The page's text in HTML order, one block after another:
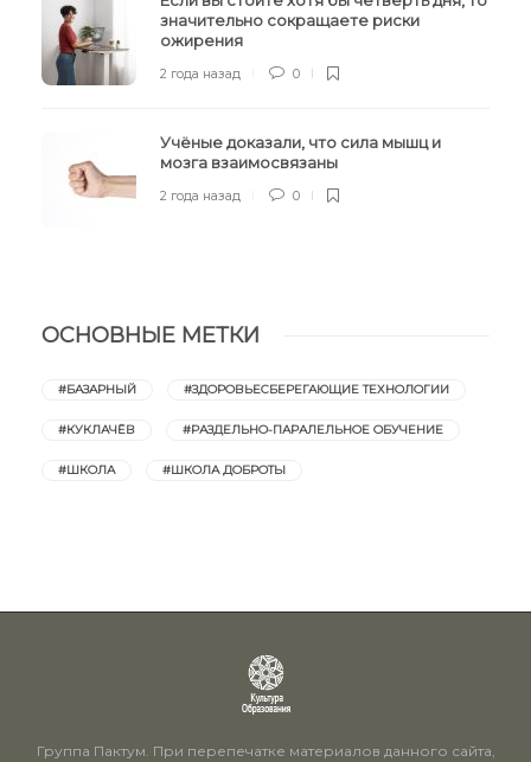
значительно сокращаете риски
ожирения
2 года назад 0
Учёные доказали, что сила мышц и
мозга взаимосвязаны
2 года назад 0
ОСНОВНЫЕ МЕТКИ
#БАЗАРНЫЙ #ЗДОРОВЬЕСБЕРЕГАЮЩИЕ ТЕХНОЛОГИИ
#КУКЛАЧЁВ #РАЗДЕЛЬНО-ПАРАЛЕЛЬНОЕ ОБУЧЕНИЕ
#ШКОЛА #ШКОЛА ДОБРОТЫ
Группа Пактум. При перепечатке материалов данного сайта,